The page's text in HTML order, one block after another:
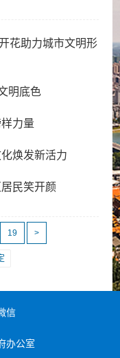
花助力城市文明形
明底色
力量
焕发新活力
民笑开颜
19 >
信
办公室